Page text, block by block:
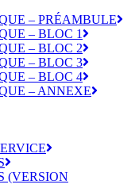
– PRÉAMBULE
– BLOC 1
– BLOC 2
– BLOC 3
– BLOC 4
– ANNEXE
(VERSION